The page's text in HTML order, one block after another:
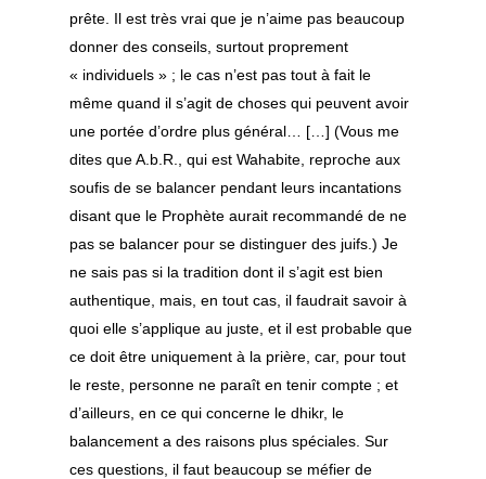
prête. Il est très vrai que je n’aime pas beaucoup
donner des conseils, surtout proprement
« individuels » ; le cas n’est pas tout à fait le
même quand il s’agit de choses qui peuvent avoir
une portée d’ordre plus général… […] (Vous me
dites que A.b.R., qui est Wahabite, reproche aux
soufis de se balancer pendant leurs incantations
disant que le Prophète aurait recommandé de ne
pas se balancer pour se distinguer des juifs.) Je
ne sais pas si la tradition dont il s’agit est bien
authentique, mais, en tout cas, il faudrait savoir à
quoi elle s’applique au juste, et il est probable que
ce doit être uniquement à la prière, car, pour tout
le reste, personne ne paraît en tenir compte ; et
d’ailleurs, en ce qui concerne le dhikr, le
balancement a des raisons plus spéciales. Sur
ces questions, il faut beaucoup se méfier de